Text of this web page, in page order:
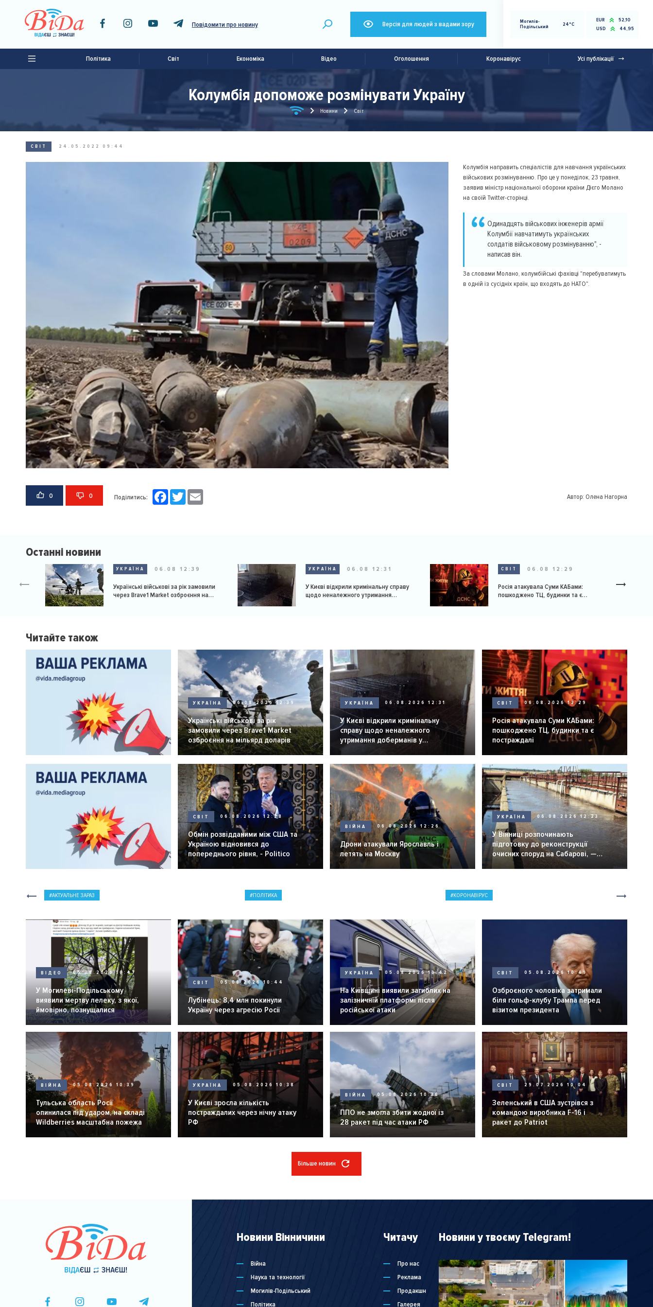
Повідомити про новину Версія для людей з вадами зору
Могилів-
Подільський
24°C
EUR
52,10
USD
44,95
Політика Світ Економіка Відео Оголошення Коронавірус Усі публікації
Колумбія допоможе розмінувати Україну
Новини Світ
СВІТ 24.05.2022 09:44
Колумбія направить спеціалістів для навчання українських
військових розмінуванню. Про це у понеділок, 23 травня,
заявив міністр національної оборони країни Дієго Молано
на своїй Twitter-сторінці.
Одинадцять військових інженерів армії
Колумбії навчатимуть українських
солдатів військовому розмінуванню", -
написав він.
За словами Молано, колумбійські фахівці "перебуватимуть
в одній із сусідніх країн, що входять до НАТО".
0 0 Поділитись: FacebookTwitter Автор: Олена Нагорна
Останні новини
УКРАЇНА 06.08 12:39
Українські військові за рік замовили
через Brave1 Market озброєння на
УКРАЇНА 06.08 12:31
У Києві відкрили кримінальну справу
щодо неналежного утримання
СВІТ 06.08 12:29
Росія атакувала Суми КАБами:
пошкоджено ТЦ, будинки та є
Читайте також
УКРАЇНА 06.08.2026 12:39
Українські військові за рік
замовили через Brave1 Market
озброєння на мільярд доларів
УКРАЇНА 06.08.2026 12:31
У Києві відкрили кримінальну
справу щодо неналежного
утримання доберманів у
розпліднику
СВІТ 06.08.2026 12:29
Росія атакувала Суми КАБами:
пошкоджено ТЦ, будинки та є
постраждалі
СВІТ 06.08.2026 12:28
Обмін розвідданими між США та
Україною відновився до
попереднього рівня, - Politico
ВІЙНА 06.08.2026 12:26
Дрони атакували Ярославль і
летять на Москву
УКРАЇНА 06.08.2026 12:23
У Вінниці розпочинають
підготовку до реконструкції
очисних споруд на Сабарові, —
мер Вінниці.
АКТУАЛЬНЕ ЗАРАЗ ПОЛІТИКА КОРОНАВІРУС
ВІДЕО 05.08.2026 10:47
У Могилеві-Подільському
виявили мертву лелеку, з якої,
ймовірно, познущалися
СВІТ 05.08.2026 10:44
Лубінець: 8,4 млн покинули
Україну через агресію Росії
УКРАЇНА 05.08.2026 10:42
На Київщині виявили загиблих на
залізничній платформі після
російської атаки
СВІТ 05.08.2026 10:41
Озброєного чоловіка затримали
біля гольф-клубу Трампа перед
візитом президента
ВІЙНА 05.08.2026 10:39
Тульська область Росії
опинилася під ударом, на складі
Wildberries масштабна пожежа
УКРАЇНА 05.08.2026 10:38
У Києві зросла кількість
постраждалих через нічну атаку
РФ
ВІЙНА 05.08.2026 10:36
ППО не змогла збити жодної із
28 ракет під час атаки РФ
СВІТ 29.07.2026 10:04
Зеленський в США зустрівся з
командою виробника F-16 і
ракет до Patriot
Більше новин
Новини Вінничини
Війна
Наука та технології
Могилів-Подільський
Політика
Читачу
Про нас
Реклама
Продакшн
Галерея
Новини у твоєму Telegram!